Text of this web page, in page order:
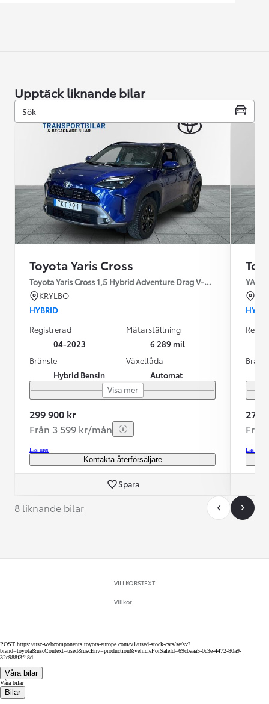
Upptäck liknande bilar
Sök
Toyota Yaris Cross
Toyota Yaris Cross 1,5 Hybrid Adventure Drag V-Hjul
KRYLBO
HYBRID
Registrerad
04-2023
Mätarställning
6 289 mil
Bränsle
Hybrid Bensin
Växellåda
Automat
Visa mer
299 900 kr
Från 3 599 kr/mån
Läs mer
Kontakta återförsäljare
Spara
274
Läs mer
8 liknande bilar
VILLKORSTEXT
Villkor
POST https://usc-webcomponents.toyota-europe.com/v1/used-stock-cars/se/sv?
brand=toyota&uscContext=used&uscEnv=production&vehicleForSaleId=69cbaaa5-0c3e-4472-80a9-
32c988f3f48d
Våra bilar
Våra bilar
Bilar